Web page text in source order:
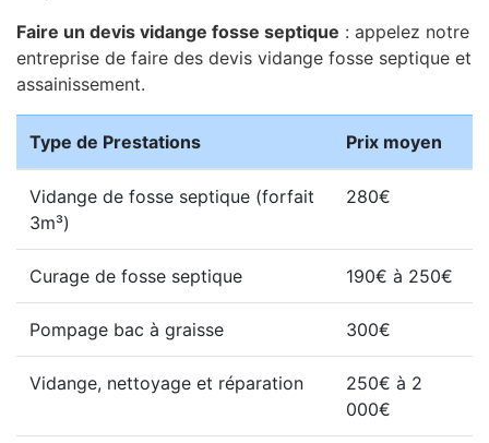
Faire un devis vidange fosse septique : appelez notre
entreprise de faire des devis vidange fosse septique et
assainissement.
Type de Prestations Prix moyen
Vidange de fosse septique (forfait
3m³)
280€
Curage de fosse septique 190€ à 250€
Pompage bac à graisse 300€
Vidange, nettoyage et réparation
250€ à 2
000€